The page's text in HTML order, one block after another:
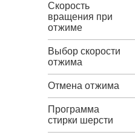
Скорость
вращения при
отжиме
Выбор скорости
отжима
Отмена отжима
Программа
стирки шерсти